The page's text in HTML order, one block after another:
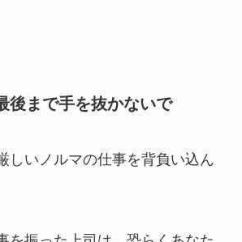
後まで手を抜かないで
しいノルマの仕事を背負い込ん